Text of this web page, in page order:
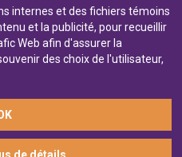
Laurentienne
internes et des fichiers témoins
et la publicité, pour recueillir
Web afin d'assurer la
des choix de l'utilisateur,